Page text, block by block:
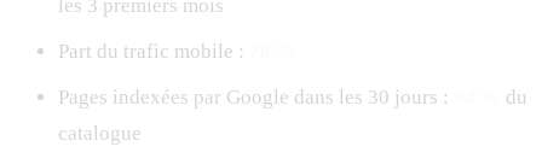
les 3 premiers mois
Part du trafic mobile :
Pages indexées par Google dans les 30 jours :
du
catalogue